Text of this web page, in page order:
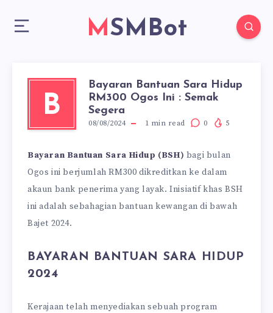
MSMBot
B
Bayaran Bantuan Sara Hidup
RM300 Ogos Ini : Semak
Segera
08/08/2024 1 min read 0 5
Bayaran Bantuan Sara Hidup (BSH) bagi bulan
Ogos ini berjumlah RM300 dikreditkan ke dalam
akaun bank penerima yang layak. Inisiatif khas BSH
ini adalah sebahagian bantuan kewangan di bawah
Bajet 2024.
BAYARAN BANTUAN SARA HIDUP
2024
Kerajaan telah menyediakan sebuah program